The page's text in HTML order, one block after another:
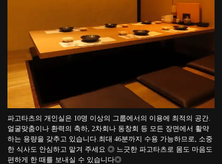
파고타츠의 개인실은 10명 이상의 그룹에서의 이용에 최적의 공간.
얼굴맞춤이나 환력의 축하, 2차회나 동창회 등 모든 장면에서 활약
하는 용량을 갖추고 있습니다.최대 46분까지 수용 가능하므로, 소중
한 식사도 안심하고 맡겨 주세요 ◎ 느긋한 파고타츠로 몸도 마음도
편하게 한 때를 보내실 수 있습니다◎